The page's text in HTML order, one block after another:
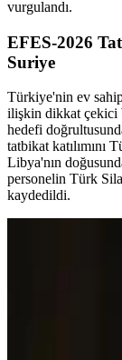
vurgulandı.
EFES-2026
Suriye
Türkiye'nin ev
ilişkin dikkat çekici
hedefi
tatbikat katılımını
Libya'nın
personelin Türk
kaydedildi.